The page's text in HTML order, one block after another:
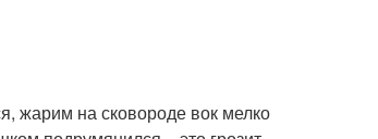
жарим на сковороде вок мелко